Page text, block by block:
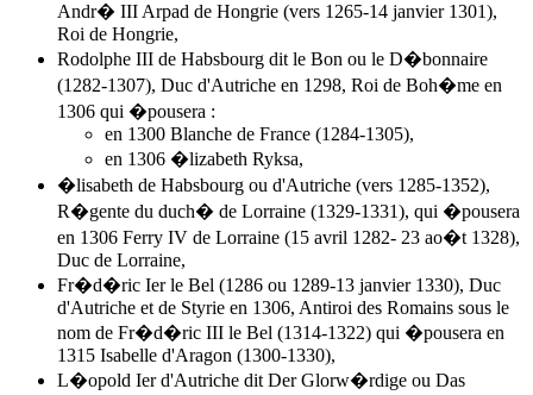
Andr� III Arpad de Hongrie (vers 1265-14 janvier 1301),
Roi de Hongrie,
Rodolphe III de Habsbourg dit le Bon ou le D�bonnaire
(1282-1307), Duc d'Autriche en 1298, Roi de Boh�me en
1306 qui �pousera :
en 1300 Blanche de France (1284-1305),
en 1306 �lizabeth Ryksa,
�lisabeth de Habsbourg ou d'Autriche (vers 1285-1352),
R�gente du duch� de Lorraine (1329-1331), qui �pousera
en 1306 Ferry IV de Lorraine (15 avril 1282- 23 ao�t 1328),
Duc de Lorraine,
Fr�d�ric Ier le Bel (1286 ou 1289-13 janvier 1330), Duc
d'Autriche et de Styrie en 1306, Antiroi des Romains sous le
nom de Fr�d�ric III le Bel (1314-1322) qui �pousera en
1315 Isabelle d'Aragon (1300-1330),
L�opold Ier d'Autriche dit Der Glorw�rdige ou Das